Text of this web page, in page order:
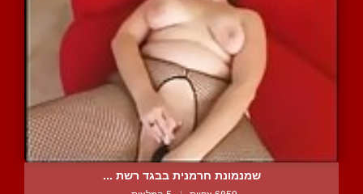
שמנמונת חרמנית בבגד רשת ...